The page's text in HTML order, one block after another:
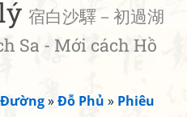
宿白沙驛－初過湖
Sa - Mới cách Hồ
»Đỗ Phủ » Phiêu